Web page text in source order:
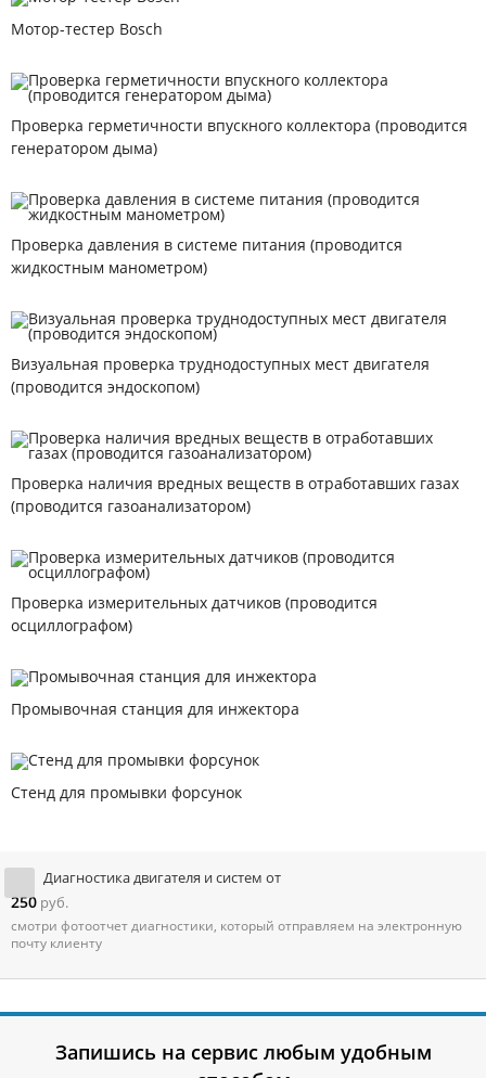
Мотор-тестер Bosch
Проверка герметичности впускного коллектора (проводится
генератором дыма)
Проверка давления в системе питания (проводится
жидкостным манометром)
Визуальная проверка труднодоступных мест двигателя
(проводится эндоскопом)
Проверка наличия вредных веществ в отработавших газах
(проводится газоанализатором)
Проверка измерительных датчиков (проводится
осциллографом)
Промывочная станция для инжектора
Стенд для промывки форсунок
Диагностика двигателя и систем от
250 руб.
смотри фотоотчет диагностики, который отправляем на электронную
почту клиенту
Запишись на сервис любым удобным